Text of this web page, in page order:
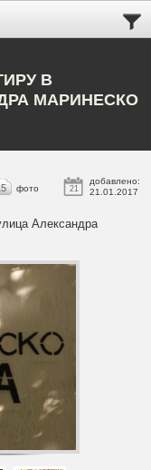
В
МАРИНЕСКО
21
добавлено:
21.01.2017
фото
Александра